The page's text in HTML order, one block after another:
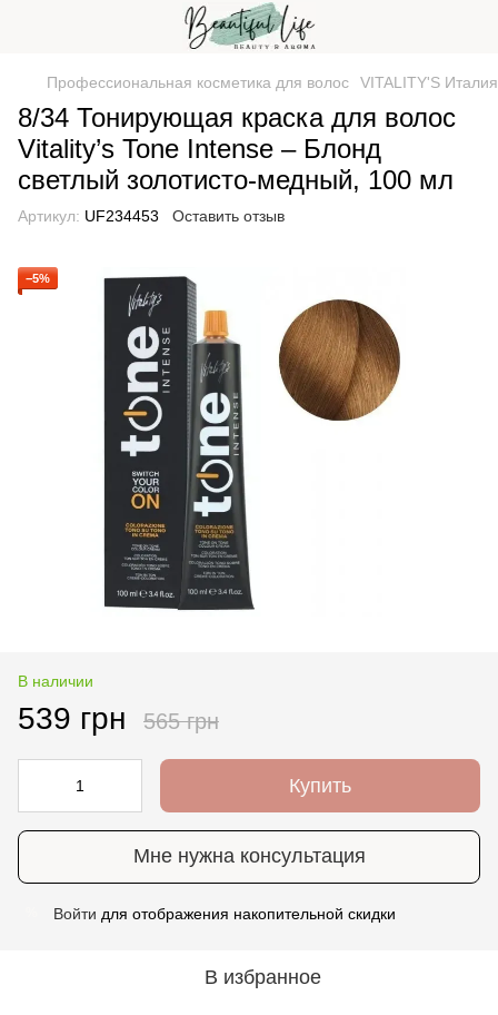
Профессиональная косметика для волос VITALITY'S Италия
8/34 Тонирующая краска для волос
Vitality’s Tone Intense – Блонд
светлый золотисто-медный, 100 мл
Артикул: UF234453 Оставить отзыв
−5%
В наличии
539 грн 565 грн
Купить
Мне нужна консультация
Войти для отображения накопительной скидки
В избранное